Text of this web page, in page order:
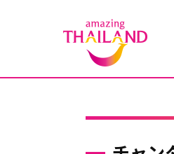
【テ